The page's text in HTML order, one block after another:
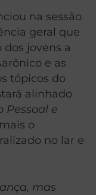
na sessão
geral que
jovens a
e as
tópicos do
alinhado
Pessoal e
o
no lar e
mas